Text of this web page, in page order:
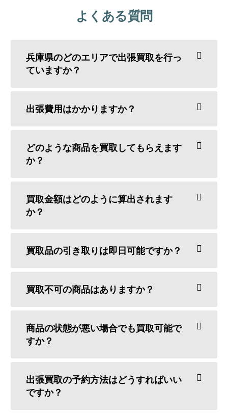
よくある質問
兵庫県のどのエリアで出張買取を行っ
ていますか？
出張費用はかかりますか？
どのような商品を買取してもらえます
か？
買取金額はどのように算出されます
か？
買取品の引き取りは即日可能ですか？
買取不可の商品はありますか？
商品の状態が悪い場合でも買取可能で
すか？
出張買取の予約方法はどうすればいい
ですか？